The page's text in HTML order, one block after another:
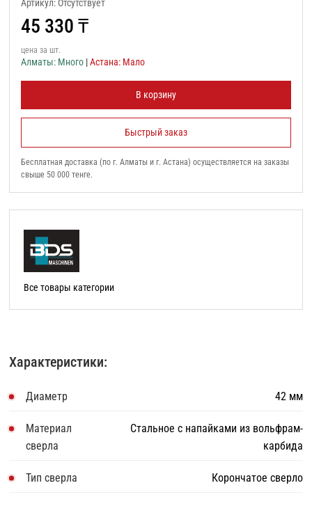
Характеристики:
Диаметр 42 мм
Материал
сверла
Стальное с напайками из вольфрам-
карбида
Тип сверла Корончатое сверло
Артикул: Отсутствует
45 330 ₸
цена за шт.
Алматы: Много |Астана: Мало
В корзину
Быстрый заказ
Бесплатная доставка (по г. Алматы и г. Астана) осуществляется на заказы
свыше 50 000 тенге.
Все товары категории